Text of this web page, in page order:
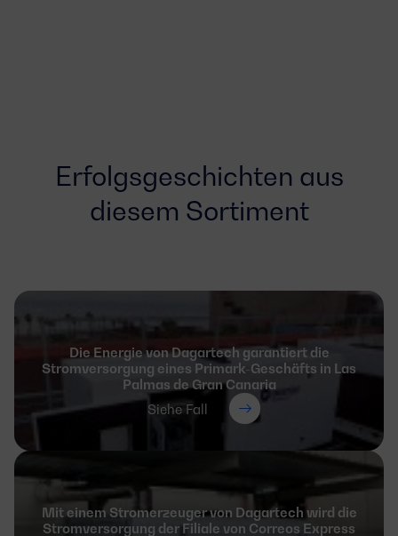
Erfolgsgeschichten aus
diesem Sortiment
Die Energie von Dagartech garantiert die
Stromversorgung eines Primark-Geschäfts in Las
Palmas de Gran Canaria
Siehe Fall
Mit einem Stromerzeuger von Dagartech wird die
Stromversorgung der Filiale von Correos Express